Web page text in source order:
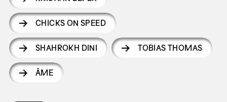
CHICKS ON SPEED
SHAHROKH DINI TOBIAS THOMAS
ÂME